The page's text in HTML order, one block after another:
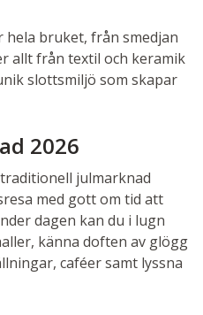
hela bruket, från smedjan
allt från textil och keramik
slottsmiljö som skapar
2026
julmarknad
med gott om tid att
dagen kan du i lugn
känna doften av glögg
caféer samt lyssna